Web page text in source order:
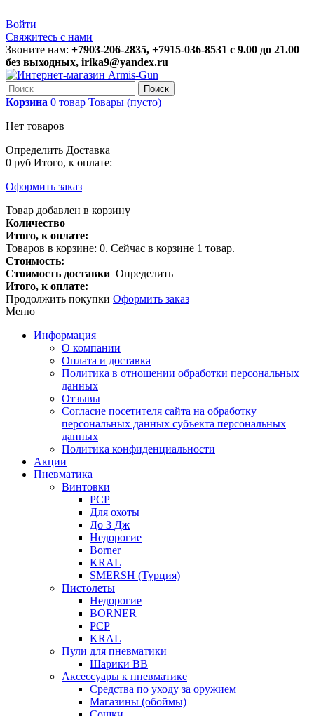
Войти
Свяжитесь с нами
Звоните нам: +7903-206-2835, +7915-036-8531 с 9.00 до 21.00
без выходных, irika9@yandex.ru
Поиск
Корзина 0 товар Товары (пусто)
Нет товаров
Определить Доставка
0 руб Итого, к оплате:
Оформить заказ
Товар добавлен в корзину
Количество
Итого, к оплате:
Товаров в корзине: 0. Сейчас в корзине 1 товар.
Стоимость:
Стоимость доставки Определить
Итого, к оплате:
Продолжить покупки Оформить заказ
Меню
Информация
О компании
Оплата и доставка
Политика в отношении обработки персональных
данных
Отзывы
Согласие посетителя сайта на обработку
персональных данных субъекта персональных
данных
Политика конфиденциальности
Акции
Пневматика
Винтовки
PCP
Для охоты
До 3 Дж
Недорогие
Borner
KRAL
SMERSH (Турция)
Пистолеты
Недорогие
BORNER
PCP
KRAL
Пули для пневматики
Шарики BB
Аксессуары к пневматике
Средства по уходу за оружием
Магазины (обоймы)